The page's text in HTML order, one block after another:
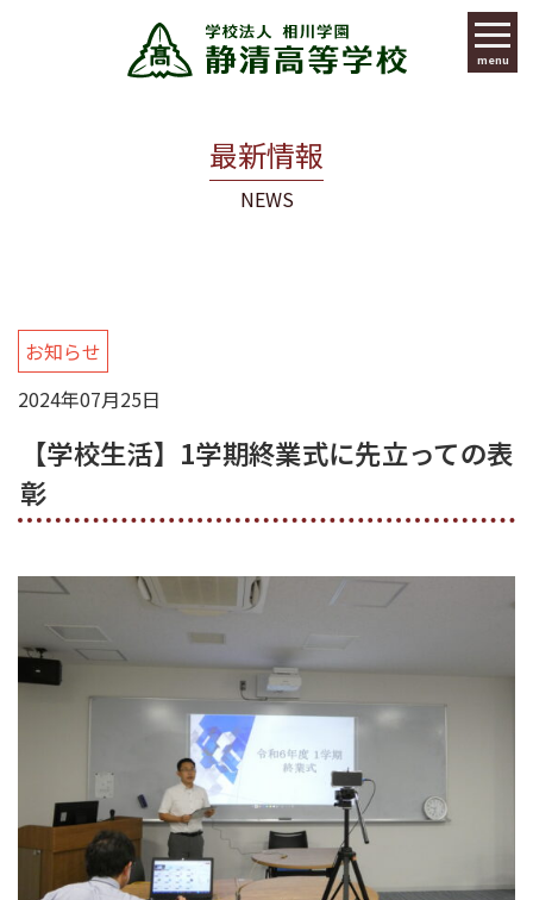
menu
最新情報
NEWS
お知らせ
2024年07月25日
【学校生活】1学期終業式に先立っての表
彰